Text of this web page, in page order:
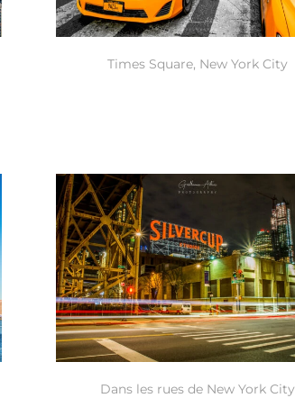
Times Square, New York City
Dans les rues de New York City